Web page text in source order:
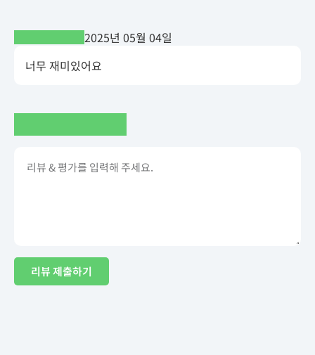
2025년 05월 04일
너무 재미있어요
리뷰 제출하기